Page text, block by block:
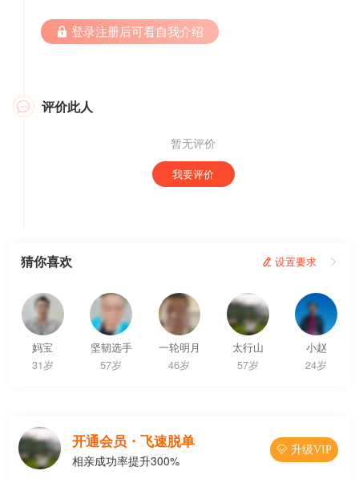
 登录注册后可看自我介绍
 评价此人
暂无评价
我要评价
猜你喜欢  设置要求 
妈宝
31岁
坚韧选手
57岁
一轮明月
46岁
太行山
57岁
小赵
24岁
开通会员・飞速脱单
相亲成功率提升300%
 升级VIP